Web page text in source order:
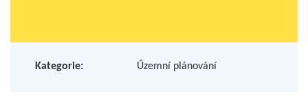
Kategorie: Územní plánování